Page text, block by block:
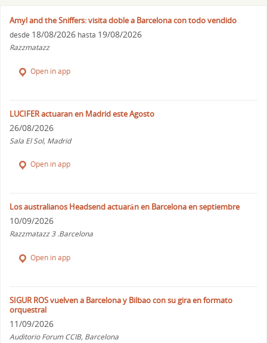
Amyl and the Sniffers: visita doble a Barcelona con todo vendido
desde 18/08/2026 hasta 19/08/2026
Razzmatazz
Open in app
LUCIFER actuaran en Madrid este Agosto
26/08/2026
Sala El Sol, Madrid
Open in app
Los australianos Headsend actuarán en Barcelona en septiembre
10/09/2026
Razzmatazz 3 .Barcelona
Open in app
SIGUR ROS vuelven a Barcelona y Bilbao con su gira en formato
orquestral
11/09/2026
Auditorio Forum CCIB, Barcelona